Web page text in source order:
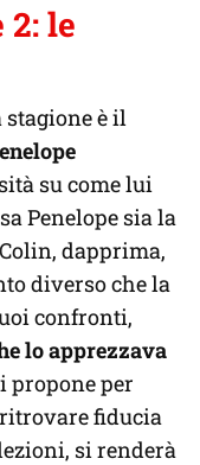
le
stagione è il
su come lui
Penelope sia la
dapprima,
diverso che la
confronti,
lo apprezzava
propone per
fiducia
si renderà